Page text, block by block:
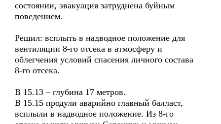
состоянии, эвакуация затруднена буйным
поведением.
Решил: всплыть в надводное положение для
вентиляции 8-го отсека в атмосферу и
облегчения условий спасения личного состава
8-го отсека.
В 15.13 – глубина 17 метров.
В 15.15 продули аварийно главный балласт,
всплыли в надводное положение. Из 8-го